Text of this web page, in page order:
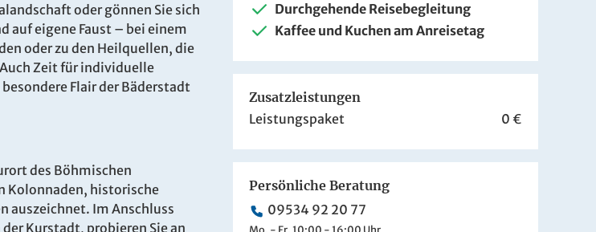
oder gönnen Sie sich
auf eigene Faust – bei einem
oder zu den Heilquellen, die
Zeit für individuelle
Flair der Bäderstadt
des Böhmischen
Kolonnaden, historische
auszeichnet. Im Anschluss
Kurstadt, probieren Sie an
Durchgehende Reisebegleitung
Kaffee und Kuchen am Anreisetag
Zusatzleistungen
Leistungspaket
0 €
Persönliche Beratung
09534 92 20 77